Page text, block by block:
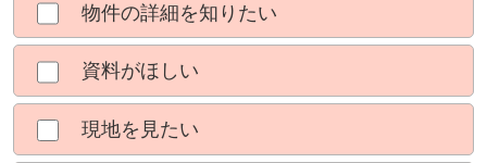
物件の詳細を知りたい
資料がほしい
現地を見たい